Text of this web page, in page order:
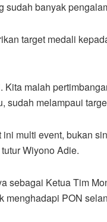
sudah banyak
target medali
Kita malah
sudah melampaui
ini multi event, bukan
Wiyono Adie.
sebagai Ketua Tim
menghadapi PON